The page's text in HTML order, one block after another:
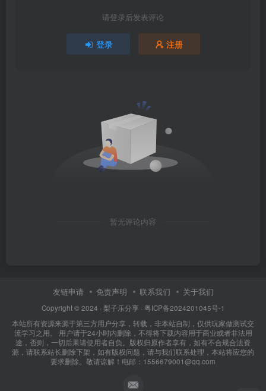
请登录后发表评论
登录 注册
暂无评论内容
友链申请 免责声明 联系我们 关于我们
Copyright © 2024 · 梨子乐分享· 粤ICP备2024201045号-1
本站所有资源来源于第三方用户分享，转载，非本站自制，仅供玩家做测试交
流学习之用。 用户请于24小时内删除，不得将下载内容用于商业或者非法用
途，否则，一切后果请使用者自负。版权归原作者享有，如有不合规合法资
源，请联系站长删除下架，如有版权问题，请与我们联系处理，本站将应您的
要求删除。敬请谅解！电邮：1556679001@qq.com